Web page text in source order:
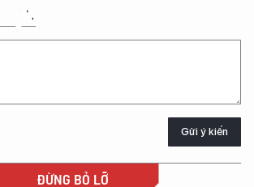
Gửi ý kiến
ĐỪNG BỎ LỠ